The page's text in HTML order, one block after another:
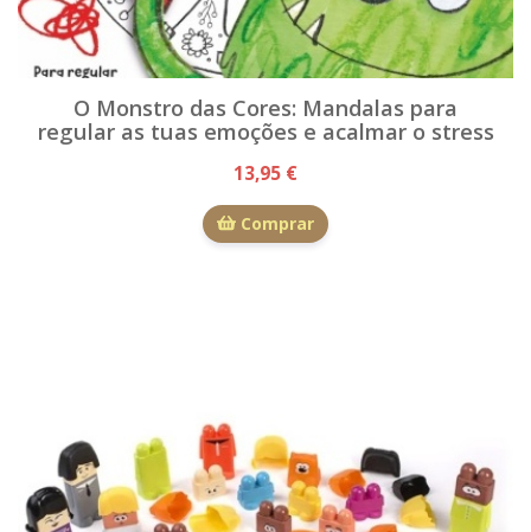
O Monstro das Cores: Mandalas para
regular as tuas emoções e acalmar o stress
13,95 €
Comprar